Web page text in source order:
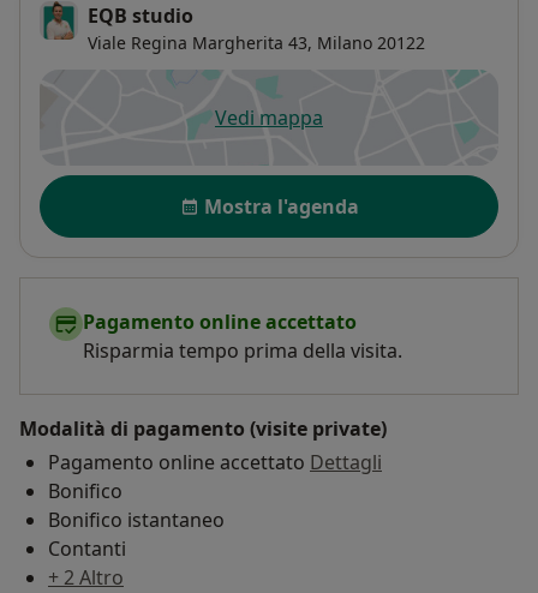
EQB studio
Viale Regina Margherita 43, Milano 20122
Vedi mappasi apre in una nuova scheda
Disponibilità
Mostra l'agenda
Pagamento online accettato
Risparmia tempo prima della visita.
Modalità di pagamento (visite private)
Pagamento online accettato Dettagli
Bonifico
Bonifico istantaneo
Contanti
+ 2 Altro